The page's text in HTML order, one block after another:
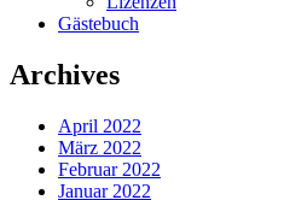
Gästebuch
Archives
April 2022
März 2022
Februar 2022
Januar 2022